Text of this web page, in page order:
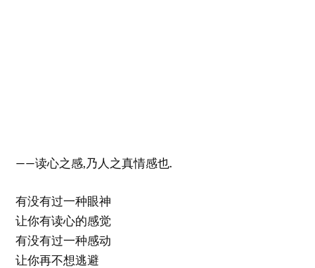
——读心之感,乃人之真情感也.
有没有过一种眼神
让你有读心的感觉
有没有过一种感动
让你再不想逃避